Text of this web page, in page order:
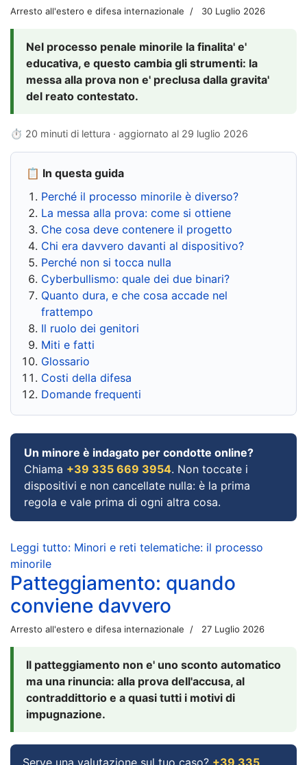
Arresto all'estero e difesa internazionale 30 Luglio 2026
Nel processo penale minorile la finalita' e'
educativa, e questo cambia gli strumenti: la
messa alla prova non e' preclusa dalla gravita'
del reato contestato.
⏱ 20 minuti di lettura · aggiornato al 29 luglio 2026
📋 In questa guida
Perché il processo minorile è diverso?
La messa alla prova: come si ottiene
Che cosa deve contenere il progetto
Chi era davvero davanti al dispositivo?
Perché non si tocca nulla
Cyberbullismo: quale dei due binari?
Quanto dura, e che cosa accade nel
frattempo
Il ruolo dei genitori
Miti e fatti
Glossario
Costi della difesa
Domande frequenti
Un minore è indagato per condotte online?
Chiama +39 335 669 3954. Non toccate i
dispositivi e non cancellate nulla: è la prima
regola e vale prima di ogni altra cosa.
Leggi tutto: Minori e reti telematiche: il processo
minorile
Patteggiamento: quando
conviene davvero
Arresto all'estero e difesa internazionale 27 Luglio 2026
Il patteggiamento non e' uno sconto automatico
ma una rinuncia: alla prova dell'accusa, al
contraddittorio e a quasi tutti i motivi di
impugnazione.
Serve una valutazione sul tuo caso? +39 335